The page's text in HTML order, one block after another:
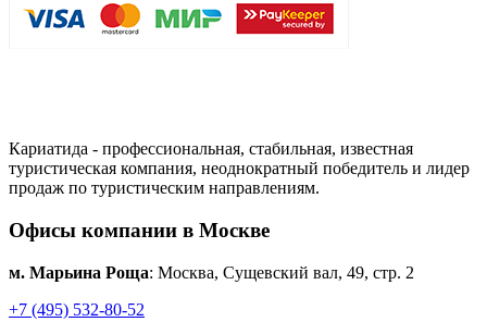
Кариатида - профессиональная, стабильная, известная
туристическая компания, неоднократный победитель и лидер
продаж по туристическим направлениям.
Офисы компании в Москве
м. Марьина Роща: Москва, Сущевский вал, 49, стр. 2
+7 (495) 532-80-52